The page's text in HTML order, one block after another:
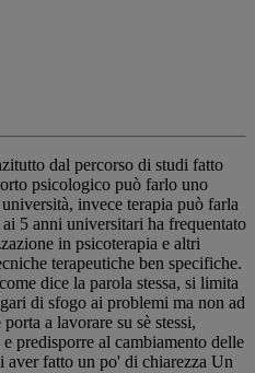
dal percorso di studi fatto
psicologico può farlo uno
invece terapia può farla
5 anni universitari ha frequentato
in psicoterapia e altri
terapeutiche ben specifiche.
dice la parola stessa, si limita
di sfogo ai problemi ma non ad
a lavorare su sè stessi,
predisporre al cambiamento delle
fatto un po' di chiarezza Un